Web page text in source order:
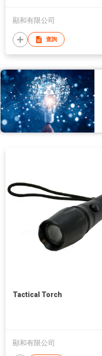
顯和有限公司
查詢
Tactical Torch
顯和有限公司